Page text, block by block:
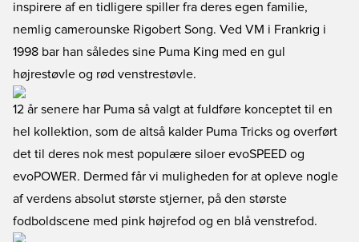
inspirere af en tidligere spiller fra deres egen familie,
nemlig camerounske Rigobert Song. Ved VM i Frankrig i
1998 bar han således sine Puma King med en gul
højrestøvle og rød venstrestøvle.
12 år senere har Puma så valgt at fuldføre konceptet til en
hel kollektion, som de altså kalder Puma Tricks og overført
det til deres nok mest populære siloer evoSPEED og
evoPOWER. Dermed får vi muligheden for at opleve nogle
af verdens absolut største stjerner, på den største
fodboldscene med pink højrefod og en blå venstrefod.